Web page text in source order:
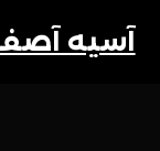
آسیه